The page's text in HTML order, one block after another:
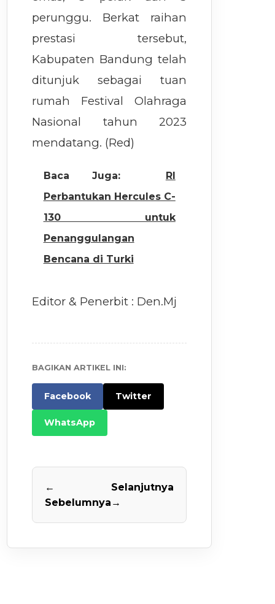
perunggu. Berkat raihan
prestasi tersebut,
Kabupaten Bandung telah
ditunjuk sebagai tuan
rumah Festival Olahraga
Nasional tahun 2023
mendatang. (Red)
Baca Juga:
RI
Perbantukan Hercules C-
130 untuk
Penanggulangan
Bencana di Turki
Editor & Penerbit : Den.Mj
BAGIKAN ARTIKEL INI:
Facebook Twitter
WhatsApp
←
Sebelumnya
Selanjutnya
→